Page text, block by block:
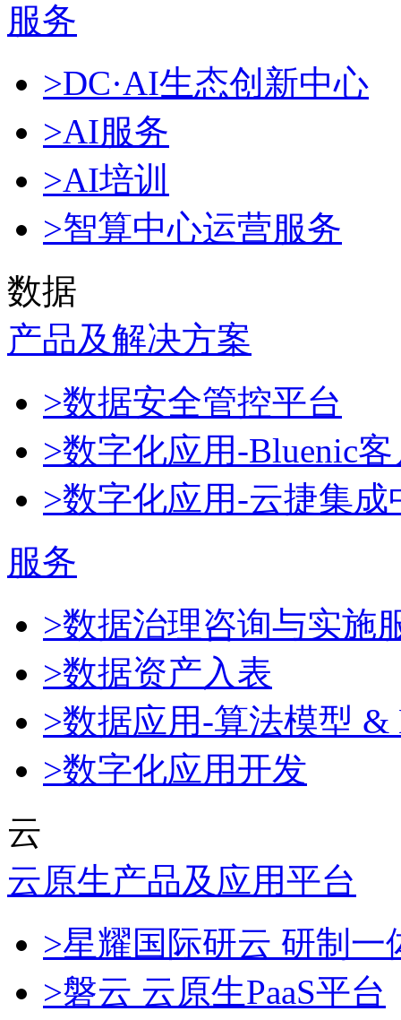
服务
>DC·AI生态创新中心
>AI服务
>AI培训
>智算中心运营服务
数据
产品及解决方案
>数据安全管控平台
>数字化应用-Bluenic
>数字化应用-云捷集成
服务
>数据治理咨询与实施
>数据资产入表
>数据应用-算法模型 &
>数字化应用开发
云
云原生产品及应用平台
>星耀国际研云 研制
>磐云 云原生PaaS平台